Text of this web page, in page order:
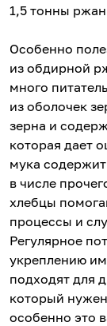
1,5 тонны
Особенно
из обдирной
много
из оболочек
зерна и
которая дает
мука
в числе
хлебцы
процессы и
Регулярное
укреплению
подходят для
который
особенно это